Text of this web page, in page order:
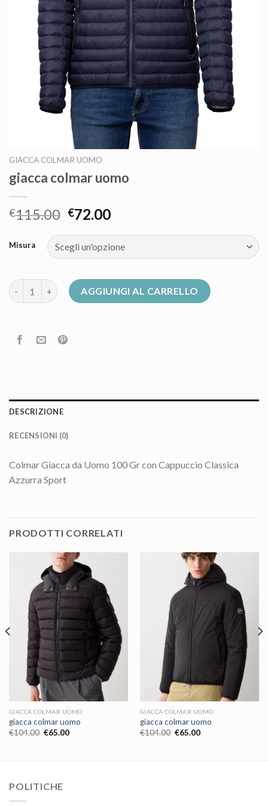
GIACCA COLMAR UOMO
giacca colmar uomo
€115.00 €72.00
Misura
giacca colmar uomo quantitàAGGIUNGI AL CARRELLO
DESCRIZIONE
RECENSIONI (0)
Colmar Giacca da Uomo 100 Gr con Cappuccio Classica
Azzurra Sport
PRODOTTI CORRELATI
GIACCA COLMAR UOMO
giacca colmar uomo
€104.00 €65.00
GIACCA COLMAR UOMO
giacca colmar uomo
€104.00 €65.00
POLITICHE